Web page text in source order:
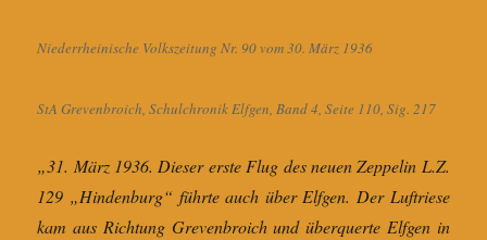
Niederrheinische Volkszeitung Nr. 90 vom 30. März 1936
StA Grevenbroich, Schulchronik Elfgen, Band 4, Seite 110, Sig. 217
„31. März 1936. Dieser erste Flug des neuen Zeppelin L.Z.
129 „Hindenburg“ führte auch über Elfgen. Der Luftriese
kam aus Richtung Grevenbroich und überquerte Elfgen in